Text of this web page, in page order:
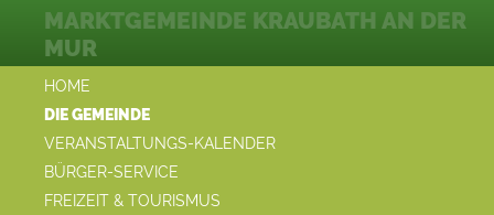
HOME
DIE GEMEINDE
VERANSTALTUNGS-KALENDER
BÜRGER-SERVICE
FREIZEIT & TOURISMUS
MARKTGEMEINDE KRAUBATH AN DER
MUR